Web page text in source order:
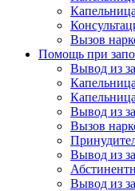
Вызов
Помощь при
Вывод из
Вывод из
Вызов
Вывод из
Вывод из